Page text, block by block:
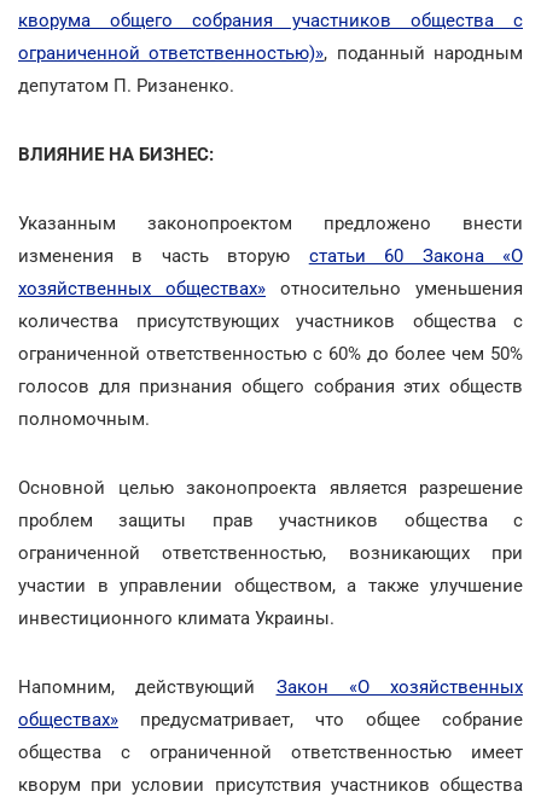
кворума общего собрания участников общества с
ограниченной ответственностью)», поданный народным
депутатом П. Ризаненко.
ВЛИЯНИЕ НА БИЗНЕС:
Указанным законопроектом предложено внести
изменения в часть вторую статьи 60 Закона «О
хозяйственных обществах» относительно уменьшения
количества присутствующих участников общества с
ограниченной ответственностью с 60% до более чем 50%
голосов для признания общего собрания этих обществ
полномочным.
Основной целью законопроекта является разрешение
проблем защиты прав участников общества с
ограниченной ответственностью, возникающих при
участии в управлении обществом, а также улучшение
инвестиционного климата Украины.
Напомним, действующий Закон «О хозяйственных
обществах» предусматривает, что общее собрание
общества с ограниченной ответственностью имеет
кворум при условии присутствия участников общества